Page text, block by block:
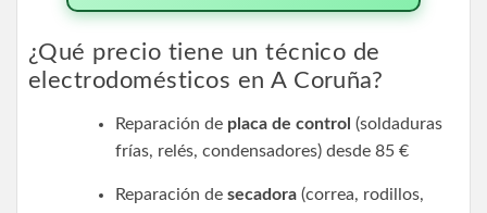
¿Qué precio tiene un técnico de
electrodomésticos en A Coruña?
Reparación de placa de control (soldaduras
frías, relés, condensadores) desde 85 €
Reparación de secadora (correa, rodillos,